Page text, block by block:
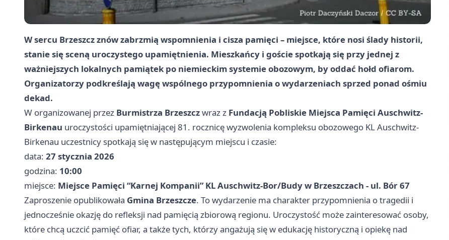
W sercu Brzeszcz znów zabrzmią wspomnienia i cisza pamięci – miejsce, które nosi ślady historii,
stanie się sceną uroczystego upamiętnienia. Mieszkańcy i goście spotkają się przy jednej z
ważniejszych lokalnych pamiątek po niemieckim systemie obozowym, by oddać hołd ofiarom.
Organizatorzy podkreślają wagę wspólnego przypomnienia o wydarzeniach sprzed ponad ośmiu
dekad.
W organizowanej przez Burmistrza Brzeszczwraz z Fundacją Pobliskie Miejsca Pamięci Auschwitz-
Birkenau uroczystości upamiętniającej 81. rocznicę wyzwolenia kompleksu obozowego KL Auschwitz-
Birkenau uczestnicy spotkają się w następującym miejscu i czasie:
data: 27 stycznia 2026
godzina: 10:00
miejsce: Miejsce Pamięci “Karnej Kompanii” KL Auschwitz-Bor/Budy w Brzeszczach - ul. Bór 67
Zaproszenie opublikowała Gmina Brzeszcze. To wydarzenie ma charakter przypomnienia o tragedii i
jednocześnie okazję do refleksji nad pamięcią zbiorową regionu. Uroczystość może zainteresować osoby,
które chcą uczcić pamięć ofiar, a także tych, którzy angażują się w edukację historyczną i opiekę nad